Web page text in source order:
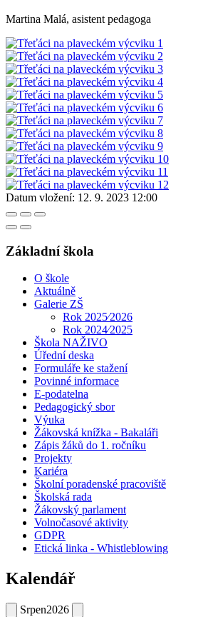
Martina Malá, asistent pedagoga
Datum vložení: 12. 9. 2023 12:00
Základní škola
O škole
Aktuálně
Galerie ZŠ
Rok 2025⁄2026
Rok 2024⁄2025
Škola NAŽIVO
Úřední deska
Formuláře ke stažení
Povinné informace
E-podatelna
Pedagogický sbor
Výuka
Žákovská knížka - Bakaláři
Zápis žáků do 1. ročníku
Projekty
Kariéra
Školní poradenské pracoviště
Školská rada
Žákovský parlament
Volnočasové aktivity
GDPR
Etická linka - Whistleblowing
Kalendář
Srpen2026